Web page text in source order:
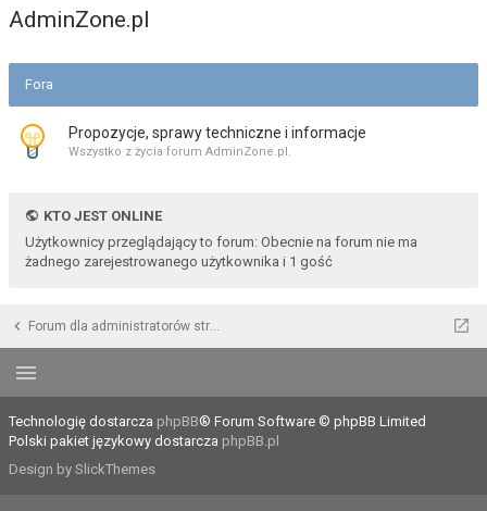
AdminZone.pl
Fora
Propozycje, sprawy techniczne i informacje
Wszystko z życia forum AdminZone.pl.
KTO JEST ONLINE
Użytkownicy przeglądający to forum: Obecnie na forum nie ma
żadnego zarejestrowanego użytkownika i 1 gość
Forum dla administratorów stron WWW i developerów
Technologię dostarcza phpBB® Forum Software © phpBB Limited
Polski pakiet językowy dostarcza phpBB.pl
Design by SlickThemes